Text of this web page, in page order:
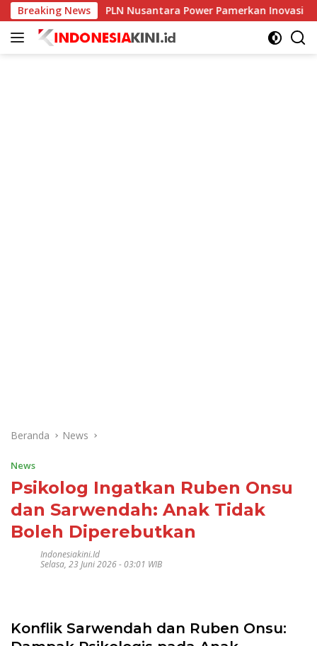
Langsung
ke
konten
Breaking NewsPLN Nusantara Power Pamerkan Inovasi Mobil
Beranda News
News
Psikolog Ingatkan Ruben Onsu
dan Sarwendah: Anak Tidak
Boleh Diperebutkan
Indonesiakini.id
Selasa, 23 Juni 2026 - 03:01 WIB
Konflik Sarwendah dan Ruben Onsu: